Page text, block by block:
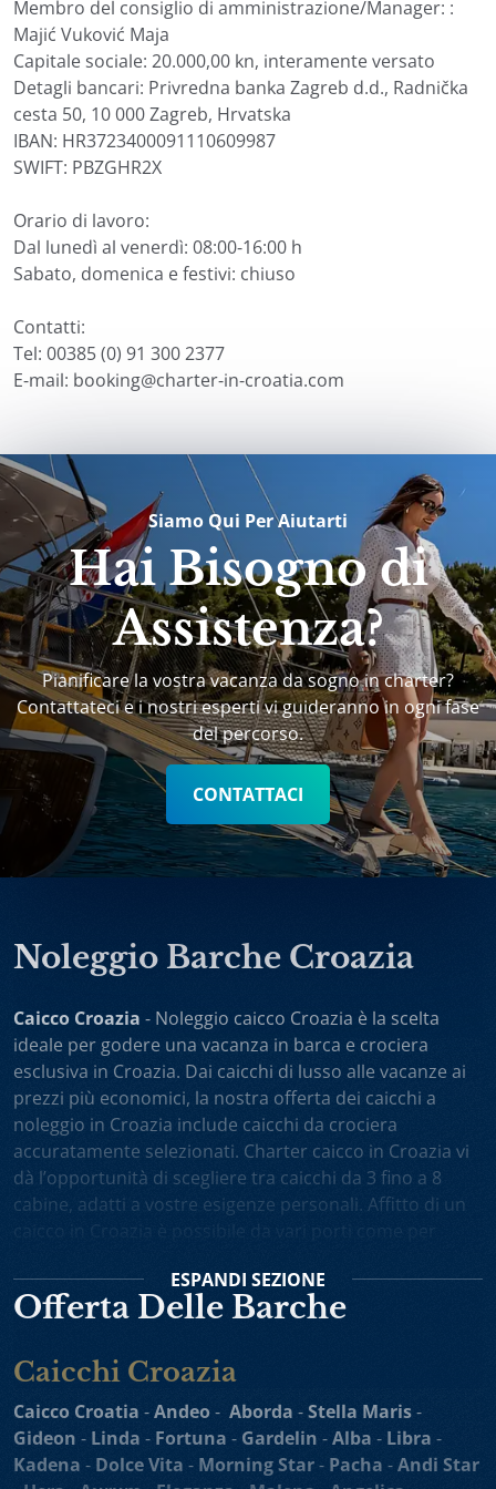
Membro del consiglio di amministrazione/Manager: :
Majić Vuković Maja
Capitale sociale: 20.000,00 kn, interamente versato
Detagli bancari: Privredna banka Zagreb d.d., Radnička
cesta 50, 10 000 Zagreb, Hrvatska
IBAN: HR3723400091110609987
SWIFT: PBZGHR2X
Orario di lavoro:
Dal lunedì al venerdì: 08:00-16:00 h
Sabato, domenica e festivi: chiuso
Contatti:
Tel: 00385 (0) 91 300 2377
E-mail: booking@charter-in-croatia.com
Siamo Qui Per Aiutarti
Hai Bisogno di
Assistenza?
Pianificare la vostra vacanza da sogno in charter?
Contattateci e i nostri esperti vi guideranno in ogni fase
del percorso.
CONTATTACI
Noleggio Barche Croazia
Caicco Croazia - Noleggio caicco Croazia è la scelta
ideale per godere una vacanza in barca e crociera
esclusiva in Croazia. Dai caicchi di lusso alle vacanze ai
prezzi più economici, la nostra offerta dei caicchi a
noleggio in Croazia include caicchi da crociera
accuratamente selezionati. Charter caicco in Croazia vi
dà l’opportunità di scegliere tra caicchi da 3 fino a 8
cabine, adatti a vostre esigenze personali. Affitto di un
caicco in Croazia è possibile da vari porti come per
scegliere noleggio caicchi sola andata oppure one-way
charter. Vacanza in caicco in Croazia comprende
che vi preparerà i piatti gustosi, gli itinerari interessanti
Adriatico.
Velieri a Noleggio e Mini Crociere in Croazia sono
ESPANDI SEZIONE
Offerta Delle Barche
Caicchi Croazia
Caicco Croatia -Andeo- Aborda -Stella Maris-
Gideon - Linda - Fortuna - Gardelin -Alba - Libra -
Kadena - Dolce Vita - Morning Star- Pacha -Andi Star